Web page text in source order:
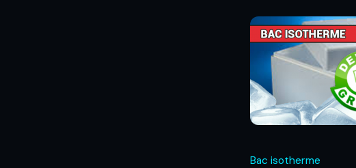
Bac isotherme